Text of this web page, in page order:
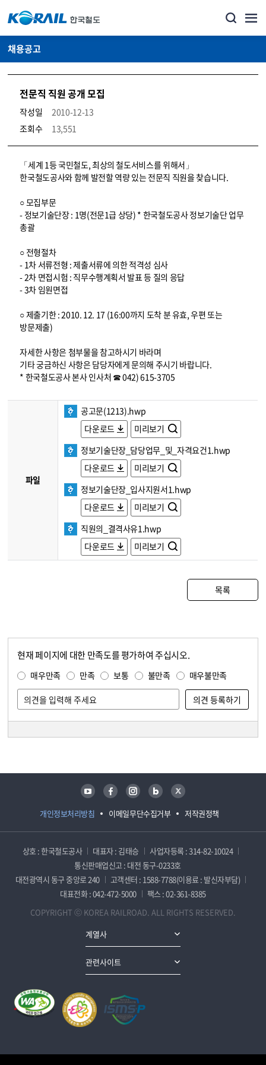
채용공고
전문직 직원 공개 모집
작성일
2010-12-13
조회수
13,551
코레일소개_경영공시_채용공고 상세보기 – 내용, 파일, 담당자 연락처로 구성
「세계 1등 국민철도, 최상의 철도서비스를 위해서」
한국철도공사와 함께 발전할 역량 있는 전문직 직원을 찾습니다.
○ 모집부문
- 정보기술단장 : 1명(전문1급 상당) * 한국철도공사 정보기술단 업무
총괄
○ 전형절차
- 1차 서류전형 : 제출서류에 의한 적격성 심사
- 2차 면접시험 : 직무수행계획서 발표 등 질의 응답
- 3차 임원면접
○ 제출기한 : 2010. 12. 17 (16:00까지 도착 분 유효, 우편 또는
방문제출)
자세한 사항은 첨부물을 참고하시기 바라며
기타 궁금하신 사항은 담당자에게 문의해 주시기 바랍니다.
* 한국철도공사 본사 인사처 ☎ 042) 615-3705
파일
공고문(1213).hwp
다운로드
미리보기
정보기술단장_담당업무_및_자격요건1.hwp
다운로드
미리보기
정보기술단장_입사지원서1.hwp
다운로드
미리보기
직원의_결격사유1.hwp
다운로드
미리보기
목록
현재 페이지에 대한 만족도를 평가하여 주십시오.
매우만족 만족 보통 불만족 매우불만족
개인정보처리방침 이메일무단수집거부 저작권정책
유튜브 페이스북 인스타그램 블로그 트위터
상호 : 한국철도공사 대표자 : 김태승
사업자등록 : 314-82-10024
통신판매업신고 : 대전 동구-0233호
대전광역시 동구 중앙로 240
고객센터 : 1588-7788(이용료 : 발신자부담)
대표전화 : 042-472-5000
팩스 : 02-361-8385
COPYRIGHT ⓒ KOREA RAILROAD. ALL RIGHTS RESERVED.
계열사
관련사이트